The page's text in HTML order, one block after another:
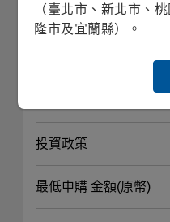
計價幣別
投資政策
最低申購 金額(原幣)
（臺北市、新北市、
隆市及宜蘭縣）。